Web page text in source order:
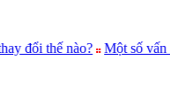
nào?
Một số vấn đề về